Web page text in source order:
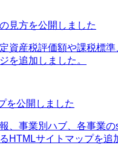
見方を公開しました
資産税評価額や課税標
を追加しました。
を公開しました
、事業別ハブ、各事業
HTMLサイトマップを追